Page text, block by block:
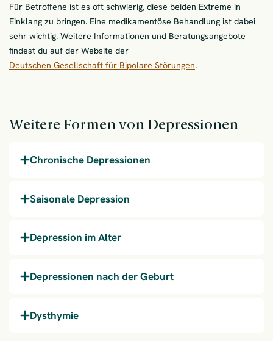
Für Betroffene ist es oft schwierig, diese beiden Extreme in
Einklang zu bringen. Eine medikamentöse Behandlung ist dabei
sehr wichtig. Weitere Informationen und Beratungsangebote
findest du auf der Website der
Deutschen Gesellschaft für Bipolare Störungen.
Weitere Formen von Depressionen
Chronische Depressionen
Saisonale Depression
Depression im Alter
Depressionen nach der Geburt
Dysthymie